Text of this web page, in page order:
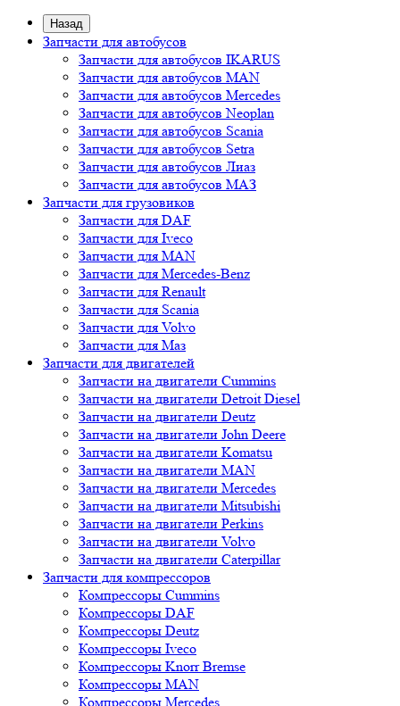
Назад
Запчасти для автобусов
Запчасти для автобусов IKARUS
Запчасти для автобусов MAN
Запчасти для автобусов Mercedes
Запчасти для автобусов Neoplan
Запчасти для автобусов Scania
Запчасти для автобусов Setra
Запчасти для автобусов Лиаз
Запчасти для автобусов МАЗ
Запчасти для грузовиков
Запчасти для DAF
Запчасти для Iveco
Запчасти для MAN
Запчасти для Mercedes-Benz
Запчасти для Renault
Запчасти для Scania
Запчасти для Volvo
Запчасти для Маз
Запчасти для двигателей
Запчасти на двигатели Cummins
Запчасти на двигатели Detroit Diesel
Запчасти на двигатели Deutz
Запчасти на двигатели John Deere
Запчасти на двигатели Komatsu
Запчасти на двигатели MAN
Запчасти на двигатели Mercedes
Запчасти на двигатели Mitsubishi
Запчасти на двигатели Perkins
Запчасти на двигатели Volvo
Запчасти на двигатели Сaterpillar
Запчасти для компрессоров
Компрессоры Cummins
Компрессоры DAF
Компрессоры Deutz
Компрессоры Iveco
Компрессоры Knorr Bremse
Компрессоры MAN
Компрессоры Mercedes